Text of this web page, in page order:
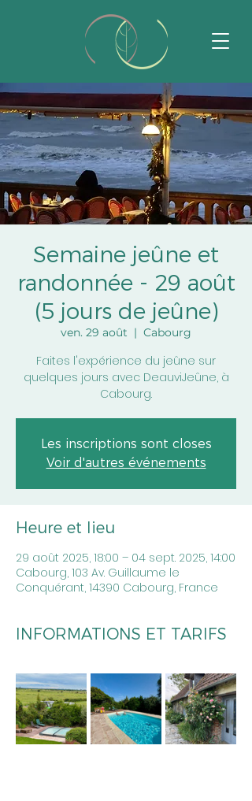
Semaine jeûne et
randonnée - 29 août
(5 jours de jeûne)
ven. 29 août
  |
Cabourg
Faites l'expérience du jeûne sur
quelques jours avec DeauviJeûne, à
Cabourg.
Les inscriptions sont closes
Voir d'autres événements
Heure et lieu
29 août 2025, 18:00 – 04 sept. 2025, 14:00
Cabourg, 103 Av. Guillaume le
Conquérant, 14390 Cabourg, France
INFORMATIONS ET TARIFS